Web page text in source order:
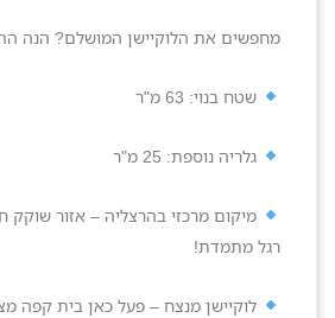
מחפשים את הלוקיישן המושלם? הנה
שטח בנוי: 63 מ"ר
גלריה נוספת: 25 מ"ר
מיקום מרכזי בהרצליה – אזור שוקק
רגל מתמדת!
לוקיישן מנצח – פעל כאן בית קפה